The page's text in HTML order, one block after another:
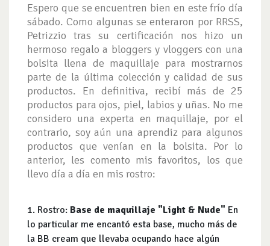
Espero que se encuentren bien en este frío día
sábado. Como algunas se enteraron por RRSS,
Petrizzio tras su certificación nos hizo un
hermoso regalo a bloggers y vloggers con una
bolsita llena de maquillaje para mostrarnos
parte de la última colección y calidad de sus
productos. En definitiva, recibí más de 25
productos para ojos, piel, labios y uñas. No me
considero una experta en maquillaje, por el
contrario, soy aún una aprendiz para algunos
productos que venían en la bolsita. Por lo
anterior, les comento mis favoritos, los que
llevo día a día en mis rostro:
1. Rostro: Base de maquillaje "Light & Nude" En
lo particular me encantó esta base, mucho más de
la BB cream que llevaba ocupando hace algún